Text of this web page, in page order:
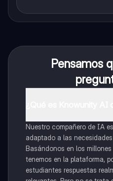
Pensamos
Nuestro compañero de IA
adaptado a las
Basándonos en los
tenemos en la plataforma,
estudiantes respuestas